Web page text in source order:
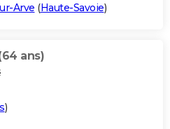
Arve (Haute-Savoie)
ans)
)